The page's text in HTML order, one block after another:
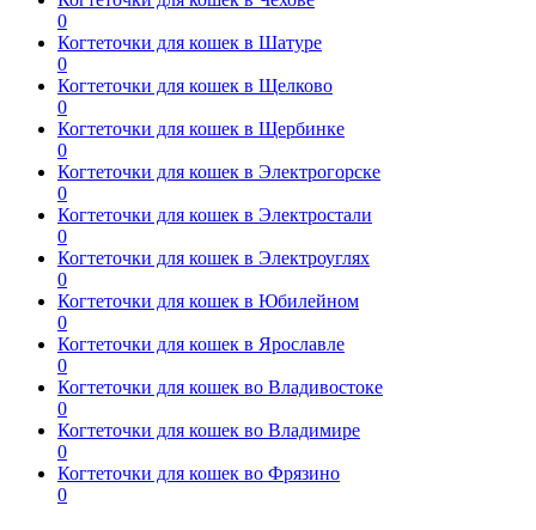
0
Когтеточки для кошек в Шатуре
0
Когтеточки для кошек в Щелково
0
Когтеточки для кошек в Щербинке
0
Когтеточки для кошек в Электрогорске
0
Когтеточки для кошек в Электростали
0
Когтеточки для кошек в Электроуглях
0
Когтеточки для кошек в Юбилейном
0
Когтеточки для кошек в Ярославле
0
Когтеточки для кошек во Владивостоке
0
Когтеточки для кошек во Владимире
0
Когтеточки для кошек во Фрязино
0